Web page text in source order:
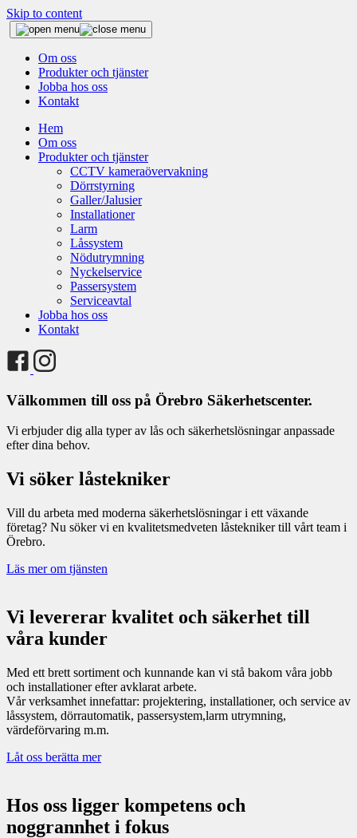
Skip to content
Om oss
Produkter och tjänster
Jobba hos oss
Kontakt
Hem
Om oss
Produkter och tjänster
CCTV kameraövervakning
Dörrstyrning
Galler/Jalusier
Installationer
Larm
Låssystem
Nödutrymning
Nyckelservice
Passersystem
Serviceavtal
Jobba hos oss
Kontakt
Välkommen till oss på Örebro Säkerhetscenter.
Vi erbjuder dig alla typer av lås och säkerhetslösningar anpassade
efter dina behov.
Vi söker låstekniker
Vill du arbeta med moderna säkerhetslösningar i ett växande
företag? Nu söker vi en kvalitetsmedveten låstekniker till vårt team i
Örebro.
Läs mer om tjänsten
Vi levererar kvalitet och säkerhet till
våra kunder
Med ett brett sortiment och kunnande kan vi stå bakom våra jobb
och installationer efter avklarat arbete.
Vår verksamhet innefattar: projektering, installationer, och service av
låssystem, dörrautomatik, passersystem,larm utrymning,
värdeförvaring m.m.
Låt oss berätta mer
Hos oss ligger kompetens och
noggrannhet i fokus